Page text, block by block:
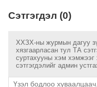
Сэтгэгдэл (0)
ХХЗХ-ны журмын дагуу
хязгаарласан тул ТА
суртахууны хэм хэмжээг
сэтгэгдэлийг админ